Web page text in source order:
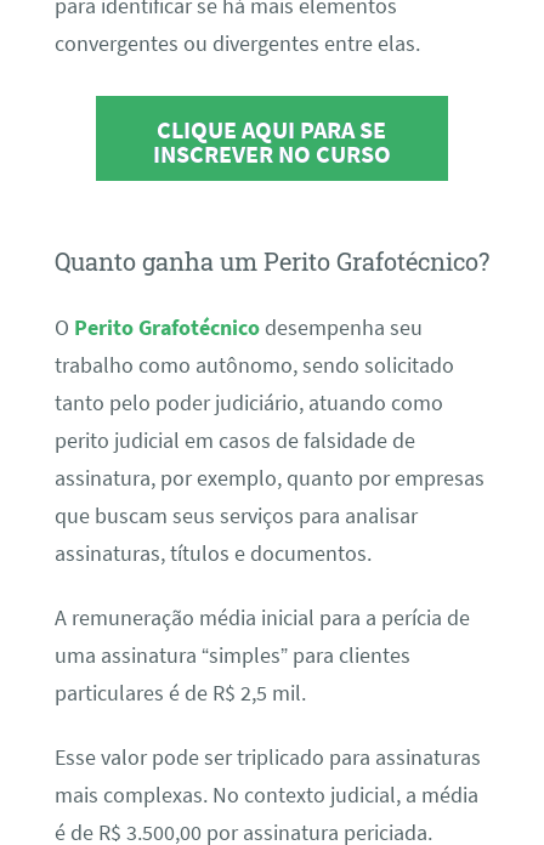
para identificar se há mais elementos
convergentes ou divergentes entre elas.
CLIQUE AQUI PARA SE
INSCREVER NO CURSO
Quanto ganha um Perito Grafotécnico?
O Perito Grafotécnicodesempenha seu
trabalho como autônomo, sendo solicitado
tanto pelo poder judiciário, atuando como
perito judicial em casos de falsidade de
assinatura, por exemplo, quanto por empresas
que buscam seus serviços para analisar
assinaturas, títulos e documentos.
A remuneração média inicial para a perícia de
uma assinatura “simples” para clientes
particulares é de R$ 2,5 mil.
Esse valor pode ser triplicado para assinaturas
mais complexas. No contexto judicial, a média
é de R$ 3.500,00 por assinatura periciada.